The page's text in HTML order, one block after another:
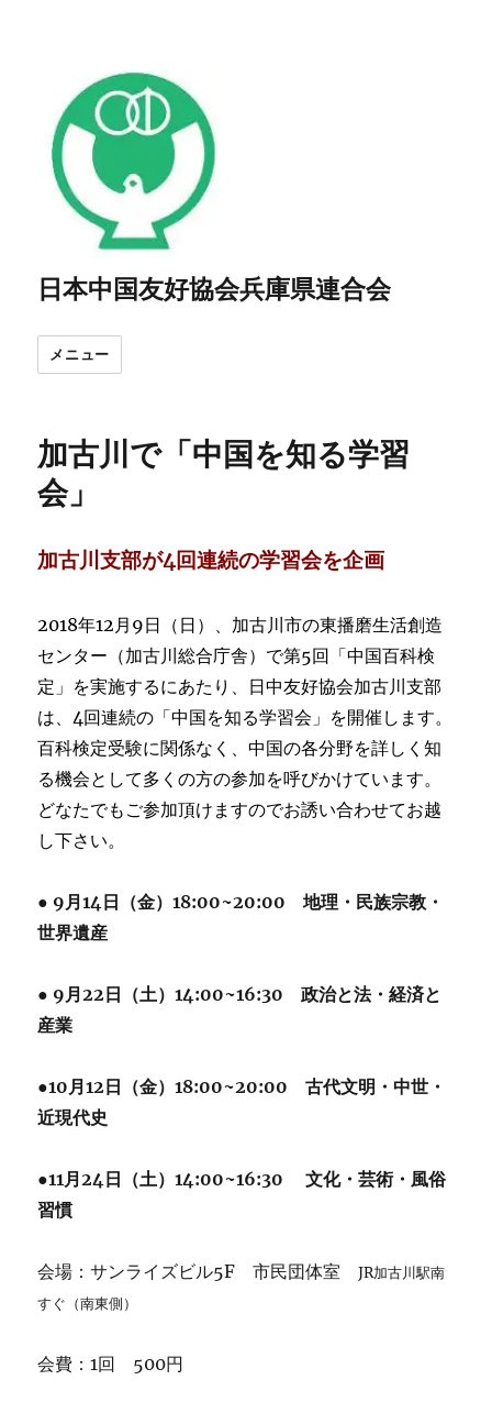
日本中国友好協会兵庫県連合会
メニュー
加古川で「中国を知る学習
会」
加古川支部が4回連続の学習会を企画
2018年12月9日（日）、加古川市の東播磨生活創造
センター（加古川総合庁舎）で第5回「中国百科検
定」を実施するにあたり、日中友好協会加古川支部
は、4回連続の「中国を知る学習会」を開催します。
百科検定受験に関係なく、中国の各分野を詳しく知
る機会として多くの方の参加を呼びかけています。
どなたでもご参加頂けますのでお誘い合わせてお越
し下さい。
● 9月14日（金）18:00~20:00 地理・民族宗教・
世界遺産
● 9月22日（土）14:00~16:30 政治と法・経済と
産業
●10月12日（金）18:00~20:00 古代文明・中世・
近現代史
●11月24日（土）14:00~16:30 文化・芸術・風俗
習慣
会場：サンライズビル5F 市民団体室JR加古川駅南
すぐ（南東側）
会費：1回 500円